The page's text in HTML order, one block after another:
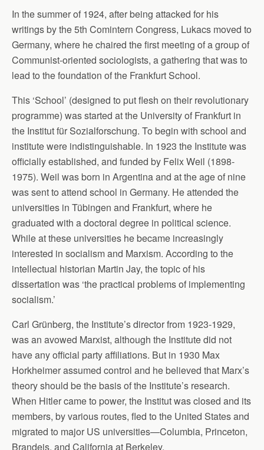
In the summer of 1924, after being attacked for his
writings by the 5th Comintern Congress, Lukacs moved to
Germany, where he chaired the first meeting of a group of
Communist-oriented sociologists, a gathering that was to
lead to the foundation of the Frankfurt School.
This ‘School’ (designed to put flesh on their revolutionary
programme) was started at the University of Frankfurt in
the Institut für Sozialforschung. To begin with school and
institute were indistinguishable. In 1923 the Institute was
officially established, and funded by Felix Weil (1898-
1975). Weil was born in Argentina and at the age of nine
was sent to attend school in Germany. He attended the
universities in Tübingen and Frankfurt, where he
graduated with a doctoral degree in political science.
While at these universities he became increasingly
interested in socialism and Marxism. According to the
intellectual historian Martin Jay, the topic of his
dissertation was ‘the practical problems of implementing
socialism.’
Carl Grünberg, the Institute’s director from 1923-1929,
was an avowed Marxist, although the Institute did not
have any official party affiliations. But in 1930 Max
Horkheimer assumed control and he believed that Marx’s
theory should be the basis of the Institute’s research.
When Hitler came to power, the Institut was closed and its
members, by various routes, fled to the United States and
migrated to major US universities—Columbia, Princeton,
Brandeis, and California at Berkeley.